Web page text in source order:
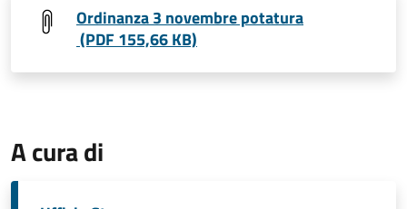
Ordinanza 3 novembre potatura
(PDF 155,66 KB)
A cura di